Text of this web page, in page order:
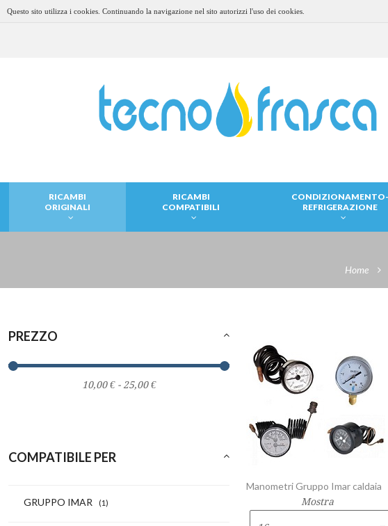
Questo sito utilizza i cookies. Continuando la navigazione nel sito autorizzi l'uso dei cookies.
RICAMBI
ORIGINALI
RICAMBI
COMPATIBILI
CONDIZIONAMENTO-
REFRIGERAZIONE
Home
PREZZO
COMPATIBILE PER
GRUPPO IMAR (1)
Manometri Gruppo Imar caldaia
Mostra